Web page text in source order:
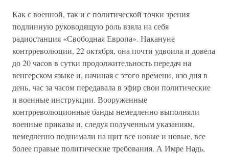
Как с военной, так и с политической точки зрения
подлинную руководящую роль взяла на себя
радиостанция «Свободная Европа». Накануне
контрреволюции, 22 октября, она почти удвоила и довела
до 20 часов в сутки продолжительность передач на
венгерском языке и, начиная с этого времени, изо дня в
день, час за часом передавала в эфир свои политические
и военные инструкции. Вооруженные
контрреволюционные банды немедленно выполняли
военные приказы и, следуя полученным указаниям,
немедленно поднимали на щит все новые и новые, все
более правые политические требования. А Имре Надь,